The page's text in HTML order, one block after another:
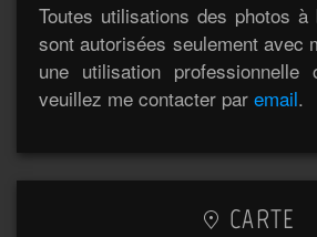
Toutes utilisations des photos
sont autorisées seulement avec
une utilisation professionnelle
veuillez me contacter par email.
CARTE